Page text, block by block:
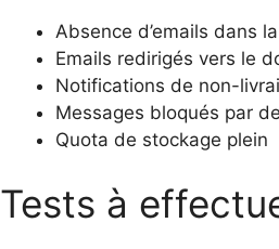
Absence d’emails dans
Emails redirigés vers le
Notifications de non-
Messages bloqués par
Quota de stockage plein
Tests à